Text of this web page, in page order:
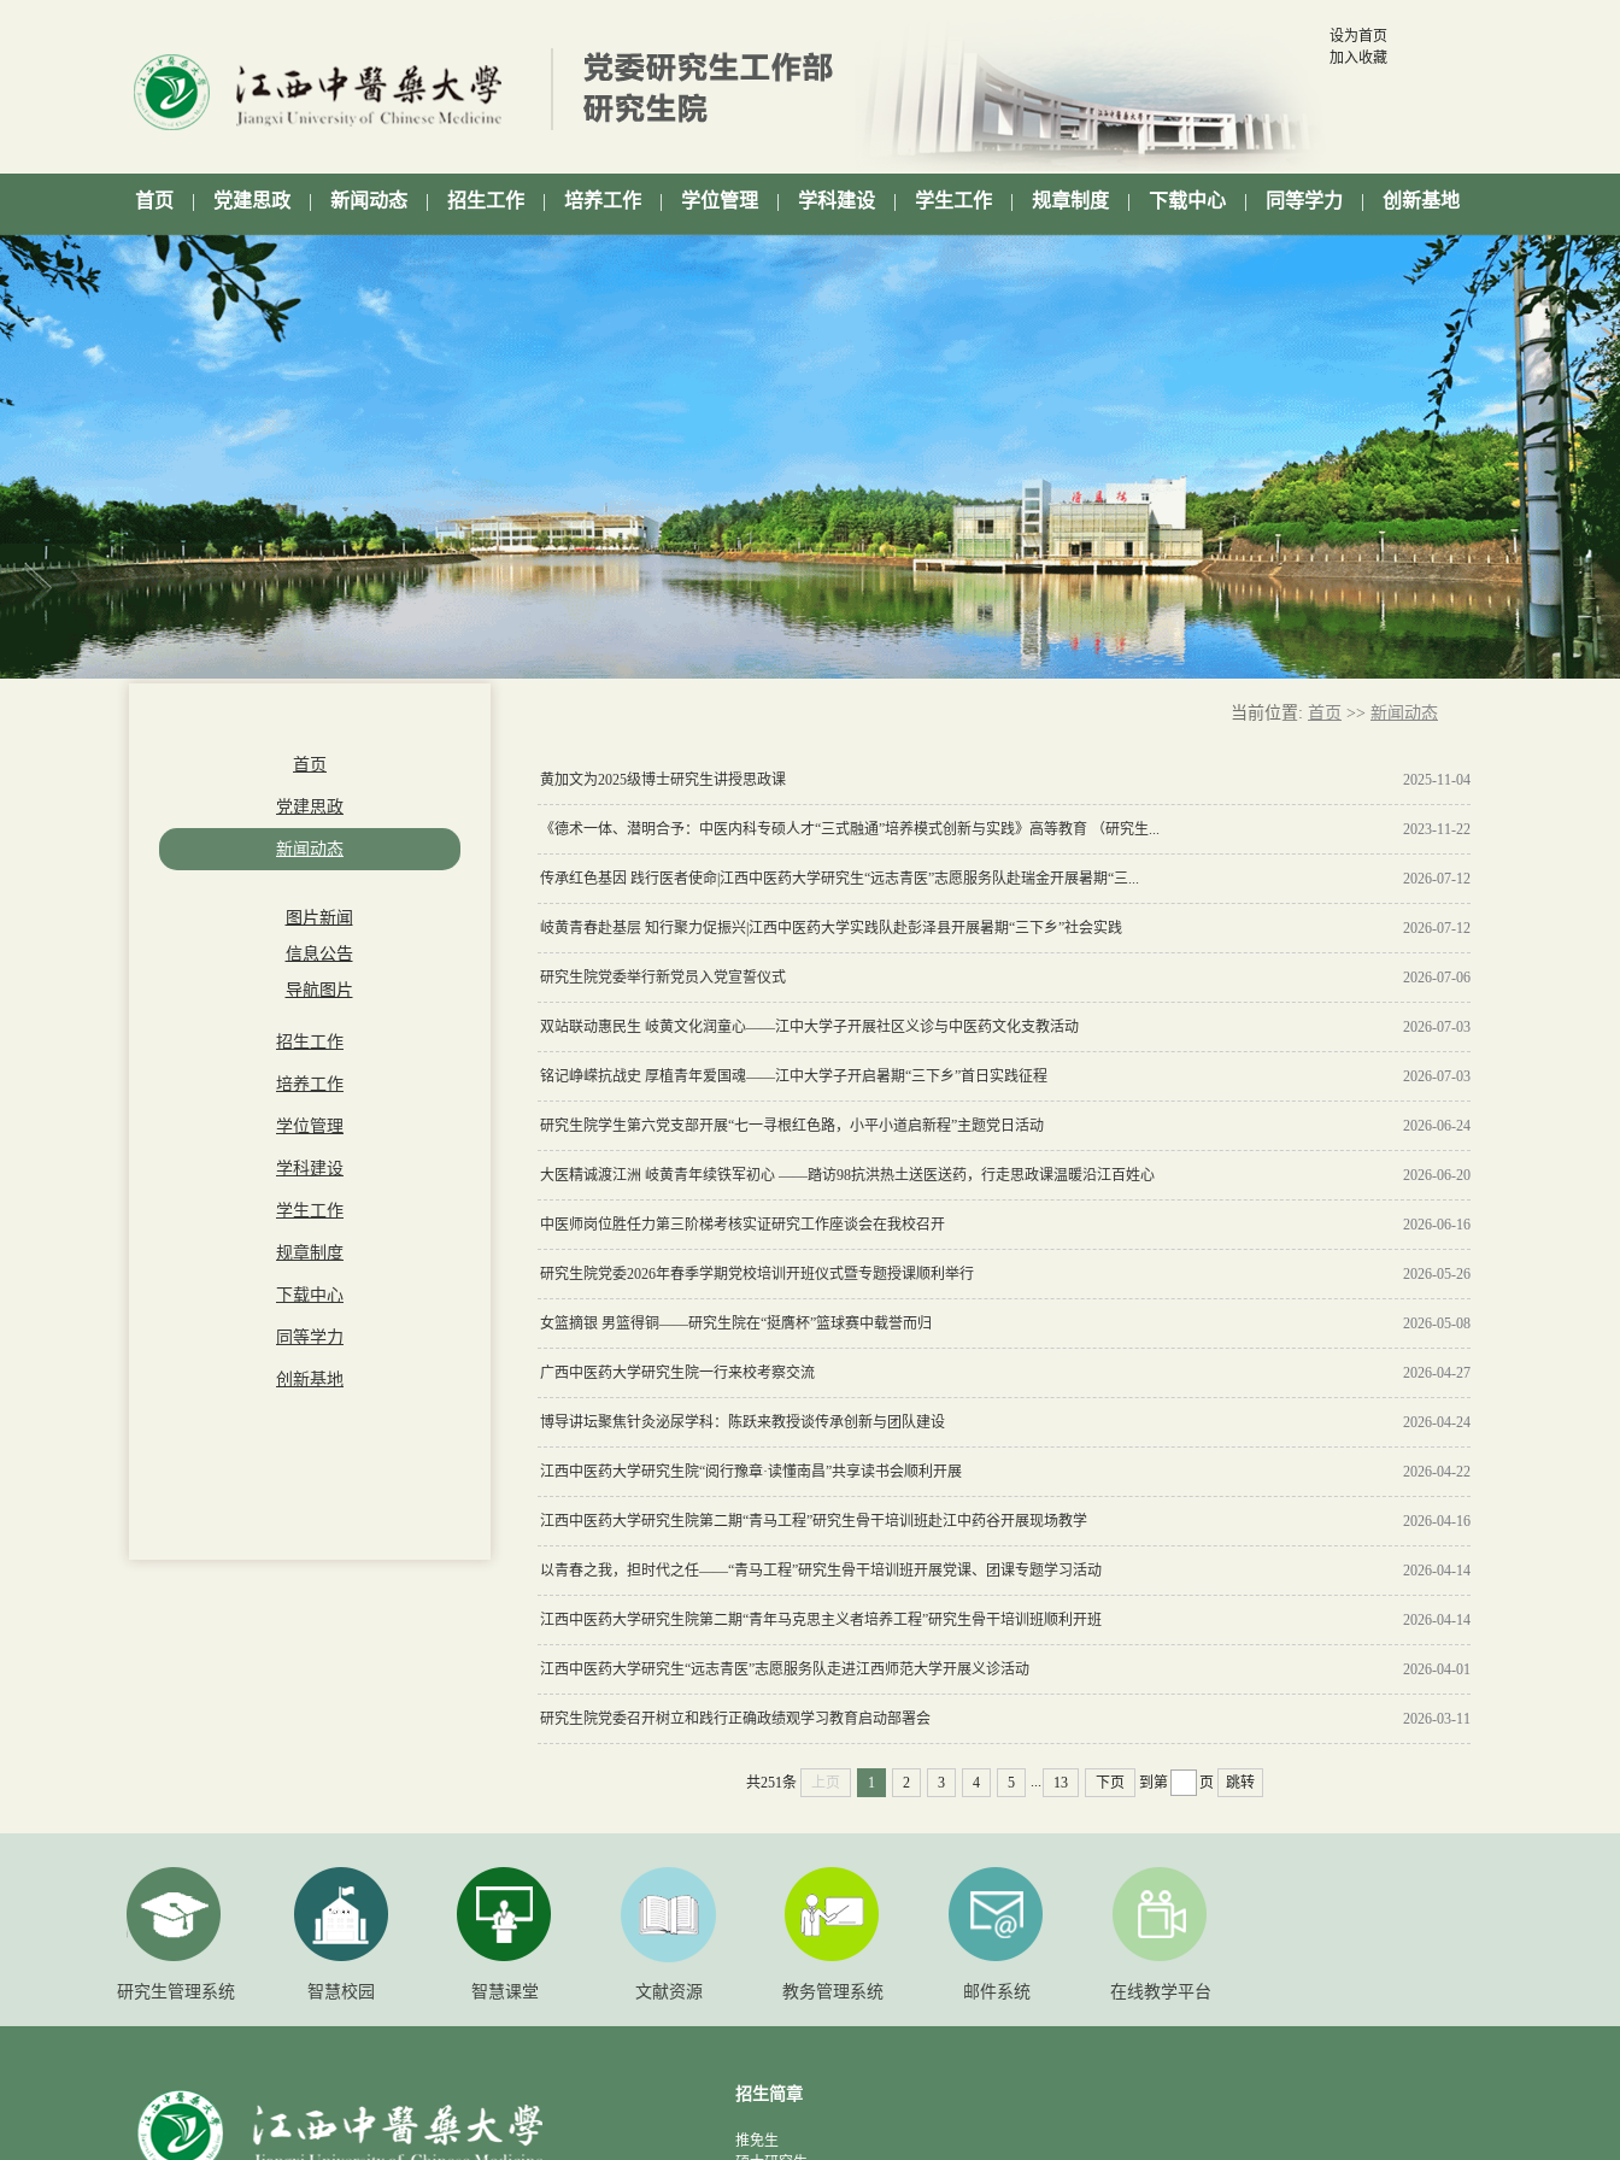
设为首页
加入收藏
首页 | 党建思政 | 新闻动态 | 招生工作 | 培养工作 | 学位管理 | 学科建设 | 学生工作 | 规章制度 | 下载中心 | 同等学力 | 创新基地
首页
党建思政
新闻动态
图片新闻
信息公告
导航图片
招生工作
培养工作
学位管理
学科建设
学生工作
规章制度
下载中心
同等学力
创新基地
当前位置: 首页 >> 新闻动态
2025-11-04
黄加文为2025级博士研究生讲授思政课
2023-11-22
《德术一体、潜明合予：中医内科专硕人才“三式融通”培养模式创新与实践》高等教育 （研究生...
2026-07-12
传承红色基因 践行医者使命|江西中医药大学研究生“远志青医”志愿服务队赴瑞金开展暑期“三...
2026-07-12
岐黄青春赴基层 知行聚力促振兴|江西中医药大学实践队赴彭泽县开展暑期“三下乡”社会实践
2026-07-06
研究生院党委举行新党员入党宣誓仪式
2026-07-03
双站联动惠民生 岐黄文化润童心——江中大学子开展社区义诊与中医药文化支教活动
2026-07-03
铭记峥嵘抗战史 厚植青年爱国魂——江中大学子开启暑期“三下乡”首日实践征程
2026-06-24
研究生院学生第六党支部开展“七一寻根红色路，小平小道启新程”主题党日活动
2026-06-20
大医精诚渡江洲 岐黄青年续铁军初心 ——踏访98抗洪热土送医送药，行走思政课温暖沿江百姓心
2026-06-16
中医师岗位胜任力第三阶梯考核实证研究工作座谈会在我校召开
2026-05-26
研究生院党委2026年春季学期党校培训开班仪式暨专题授课顺利举行
2026-05-08
女篮摘银 男篮得铜——研究生院在“挺膺杯”篮球赛中载誉而归
2026-04-27
广西中医药大学研究生院一行来校考察交流
2026-04-24
博导讲坛聚焦针灸泌尿学科：陈跃来教授谈传承创新与团队建设
2026-04-22
江西中医药大学研究生院“阅行豫章·读懂南昌”共享读书会顺利开展
2026-04-16
江西中医药大学研究生院第二期“青马工程”研究生骨干培训班赴江中药谷开展现场教学
2026-04-14
以青春之我，担时代之任——“青马工程”研究生骨干培训班开展党课、团课专题学习活动
2026-04-14
江西中医药大学研究生院第二期“青年马克思主义者培养工程”研究生骨干培训班顺利开班
2026-04-01
江西中医药大学研究生“远志青医”志愿服务队走进江西师范大学开展义诊活动
2026-03-11
研究生院党委召开树立和践行正确政绩观学习教育启动部署会
共251条 上页 1 2 3 4 5 13 下页 到第 页 跳转
研究生管理系统 智慧校园 智慧课堂 文献资源 教务管理系统 邮件系统 在线教学平台
招生简章
推免生